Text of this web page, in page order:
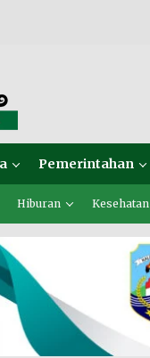
Pemerintahan
Hiburan Kesehatan